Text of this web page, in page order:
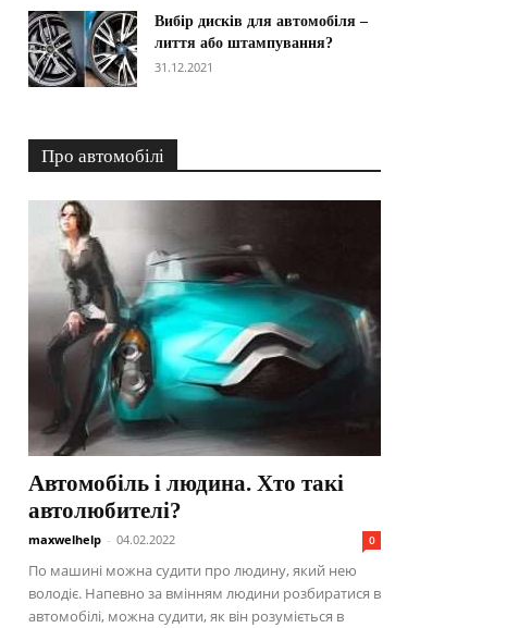
Вибір дисків для автомобіля –
лиття або штампування?
31.12.2021
Про автомобілі
Автомобіль і людина. Хто такі
автолюбителі?
maxwelhelp - 04.02.2022 0
По машині можна судити про людину, який нею
володіє. Напевно за вмінням людини розбиратися в
автомобілі, можна судити, як він розуміється в